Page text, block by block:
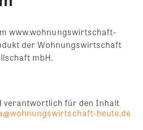
www.wohnungswirtschaft-
der Wohnungswirtschaft
mbH.
verantwortlich für den Inhalt
heute.de